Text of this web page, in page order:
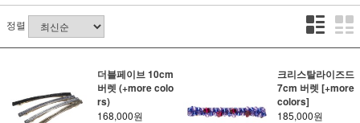
정렬
더블페이브 10cm
버렛 (+more colo
rs)
168,000원
크리스탈라이즈드
7cm 버렛 [+more
colors]
185,000원